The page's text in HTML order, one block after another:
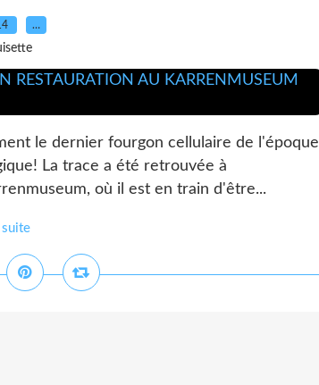
…
le dernier fourgon cellulaire de l'époque
La trace a été retrouvée à
où il est en train d'être...
suite